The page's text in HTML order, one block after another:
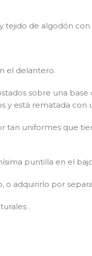
tejido de algodón
el delantero.
sobre una
y está rematada
uniformes que
puntilla en el
adquirirlo por
.